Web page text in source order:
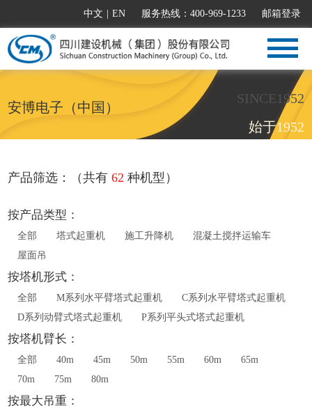
中文 EN 服务热线：400-969-1233 邮箱登录
安博电子（中国）
SINCE1952
始于1952
产品筛选：（共有62 种机型）
按产品类型：
全部 塔式起重机 施工升降机
混凝土搅拌运输车
屋面吊
按塔机形式：
全部 M系列水平臂塔式起重机
C系列水平臂塔式起重机
D系列动臂式塔式起重机
P系列平头式塔式起重机
按塔机臂长：
全部 40m 45m 50m 55m 60m
65m
70m
75m 80m
按最大吊重：